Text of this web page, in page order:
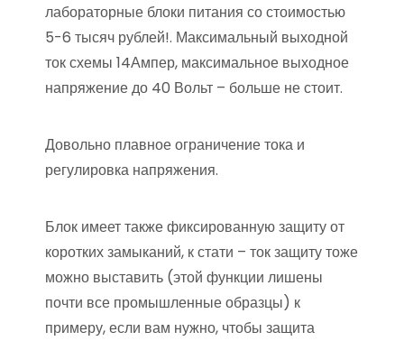
лабораторные блоки питания со стоимостью
5-6 тысяч рублей!. Максимальный выходной
ток схемы 14Ампер, максимальное выходное
напряжение до 40 Вольт – больше не стоит.
Довольно плавное ограничение тока и
регулировка напряжения.
Блок имеет также фиксированную защиту от
коротких замыканий, к стати – ток защиту тоже
можно выставить (этой функции лишены
почти все промышленные образцы) к
примеру, если вам нужно, чтобы защита